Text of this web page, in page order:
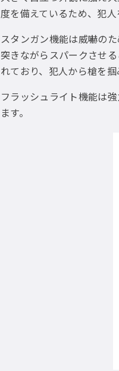
度を備えているため、犯
スタンガン機能は威嚇の
突きながらスパークさせ
れており、犯人から槍を
フラッシュライト機能は
ます。